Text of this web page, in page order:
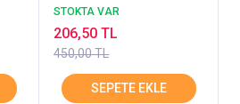
AYFA
STOKTA VAR
450,00 TL
206,50 TL